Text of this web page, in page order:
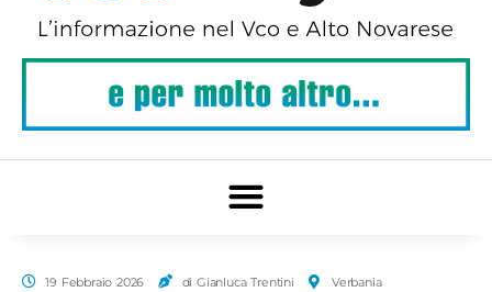
19 Febbraio 2026 di Gianluca Trentini Verbania